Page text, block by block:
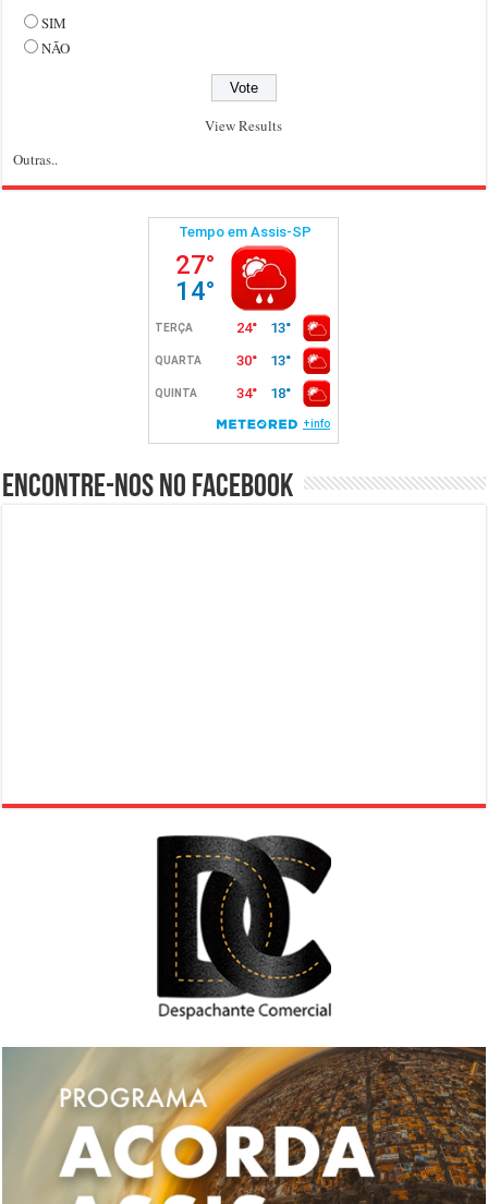
SIM
NÃO
View Results
Outras..
Encontre-nos no Facebook